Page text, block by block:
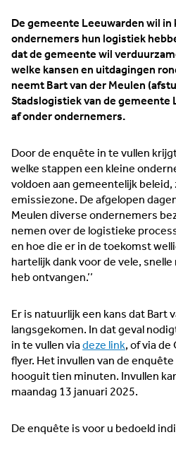
De gemeente Leeuwarden wil in
ondernemers hun logistiek
dat de gemeente wil
welke kansen en uitdagingen
neemt Bart van der Meulen
Stadslogistiek van de gemeente
af onder ondernemers.
Door de enquête in te vullen
welke stappen een kleine
voldoen aan gemeentelijk beleid,
emissiezone. De afgelopen
Meulen diverse ondernemers
nemen over de logistieke
en hoe die er in de toekomst
hartelijk dank voor de vele,
heb ontvangen.’’
Er is natuurlijk een kans dat Bart
langsgekomen. In dat geval
in te vullen via deze link, of via de
flyer. Het invullen van de
hooguit tien minuten. Invullen
maandag 13 januari 2025.
De enquête is voor u bedoeld